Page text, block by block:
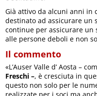
Già attivo da alcuni anni in
destinato ad assicurare un
continue per assicurare un
alle persone deboli e non
Il commento
«L’Auser Valle d’ Aosta –
Freschi –, è cresciuta in
questo non solo per le